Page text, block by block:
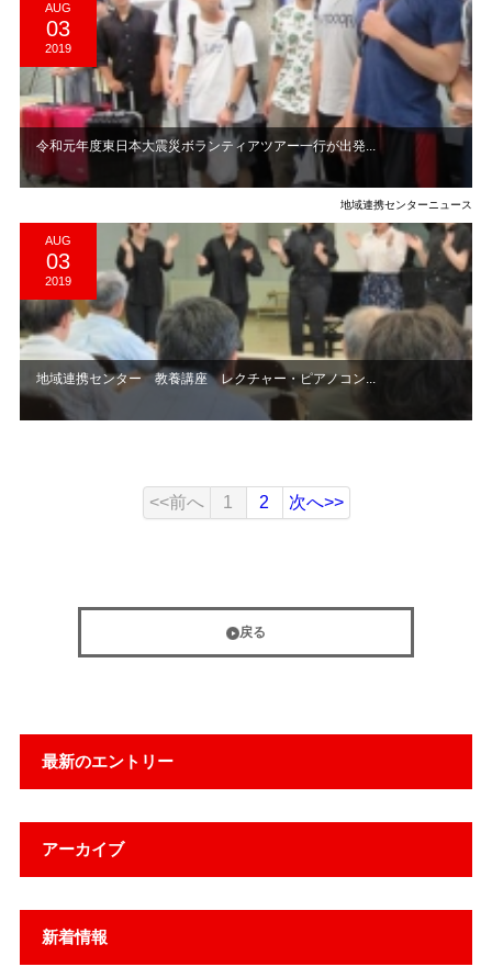
最新のエントリー
アーカイブ
新着情報
AUG
03
2019
令和元年度東日本大震災ボランティアツアー一行が出発...
地域連携センターニュース
AUG
03
2019
地域連携センター 教養講座 レクチャー・ピアノコン...
<<前へ 1 2 次へ>>
戻る